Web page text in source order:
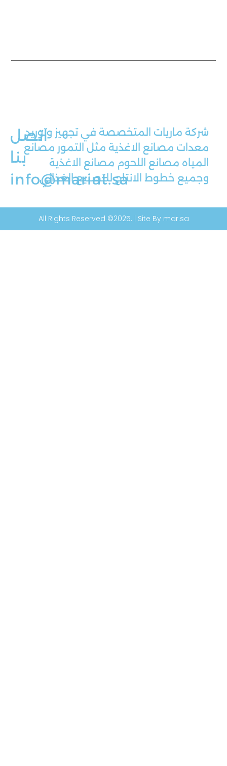
اتصل
بنا
info@mariat.sa
شركة ماريات المتخصصة في تجهيز وتوريد
معدات مصانع الاغذية مثل التمور مصانع
المياه مصانع اللحوم مصانع الاغذية
وجميع خطوط الانتاج للتصنيع الغذائي
All Rights Reserved ©2025. | Site By mar.sa